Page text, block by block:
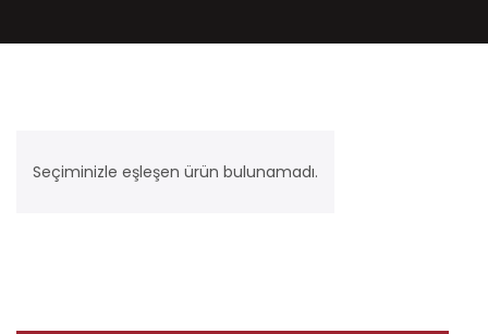
Seçiminizle eşleşen ürün bulunamadı.